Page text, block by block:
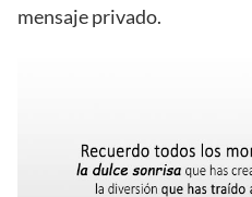
mensaje privado.